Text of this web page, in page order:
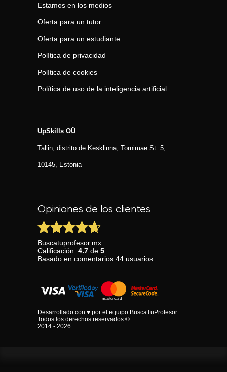
Estamos en los medios
Oferta para un tutor
Oferta para un estudiante
Política de privacidad
Política de cookies
Política de uso de la inteligencia artificial
UpSkills OÜ
Tallin, distrito de Kesklinna, Tornimаe St. 5,
10145, Estonia
Opiniones de los clientes
Buscatuprofesor.mx
Calificación: 4.7 de 5
Basado en comentarios 44 usuarios
Desarrollado con ♥ por el equipo BuscaTuProfesor
Todos los derechos reservados ©
2014 - 2026